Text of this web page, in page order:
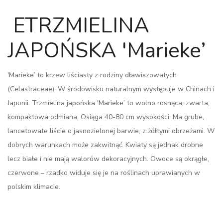
ETRZMIELINA
JAPOŃSKA 'Marieke’
'Marieke’ to krzew liściasty z rodziny dławiszowatych
(Celastraceae). W środowisku naturalnym występuje w Chinach i
Japonii. Trzmielina japońska 'Marieke’ to wolno rosnąca, zwarta,
kompaktowa odmiana. Osiąga 40-80 cm wysokości. Ma grube,
lancetowate liście o jasnozielonej barwie, z żółtymi obrzeżami. W
dobrych warunkach może zakwitnąć. Kwiaty są jednak drobne
lecz białe i nie mają walorów dekoracyjnych. Owoce są okrągłe,
czerwone – rzadko widuje się je na roślinach uprawianych w
polskim klimacie.